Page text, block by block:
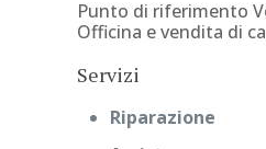
Punto di riferimento
Officina e vendita di
Servizi
Riparazione